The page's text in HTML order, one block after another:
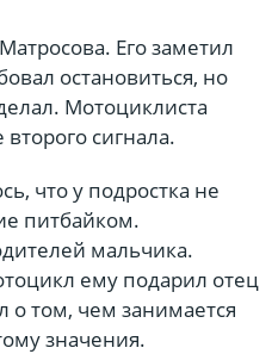
Его заметил
остановиться, но
Мотоциклиста
сигнала.
что у подростка не
питбайком.
мальчика.
ему подарил отец
о том, чем занимается
значения.